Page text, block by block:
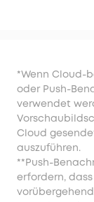
*Wenn Cloud-
oder Push-
verwendet
Cloud
auszuführen.
**Push-
erfordern,